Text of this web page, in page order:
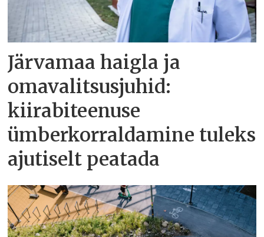
Järvamaa haigla ja
omavalitsusjuhid:
kiirabiteenuse
ümberkorraldamine tuleks
ajutiselt peatada